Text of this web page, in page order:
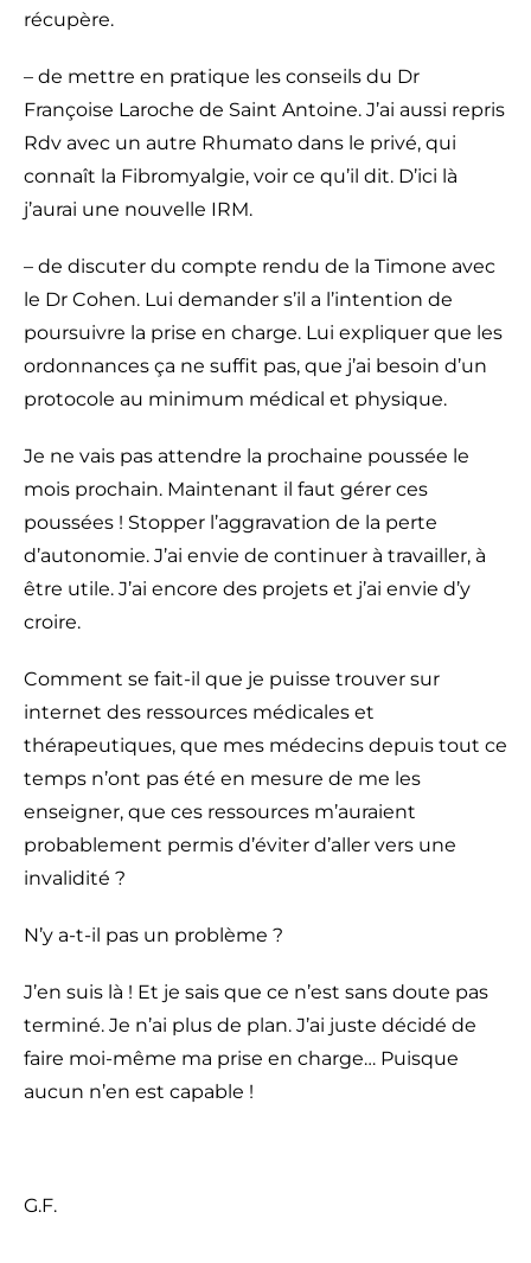
récupère.
– de mettre en pratique les conseils du Dr
Françoise Laroche de Saint Antoine. J’ai aussi repris
Rdv avec un autre Rhumato dans le privé, qui
connaît la Fibromyalgie, voir ce qu’il dit. D’ici là
j’aurai une nouvelle IRM.
– de discuter du compte rendu de la Timone avec
le Dr Cohen. Lui demander s’il a l’intention de
poursuivre la prise en charge. Lui expliquer que les
ordonnances ça ne suffit pas, que j’ai besoin d’un
protocole au minimum médical et physique.
Je ne vais pas attendre la prochaine poussée le
mois prochain. Maintenant il faut gérer ces
poussées ! Stopper l’aggravation de la perte
d’autonomie. J’ai envie de continuer à travailler, à
être utile. J’ai encore des projets et j’ai envie d’y
croire.
Comment se fait-il que je puisse trouver sur
internet des ressources médicales et
thérapeutiques, que mes médecins depuis tout ce
temps n’ont pas été en mesure de me les
enseigner, que ces ressources m’auraient
probablement permis d’éviter d’aller vers une
invalidité ?
N’y a-t-il pas un problème ?
J’en suis là ! Et je sais que ce n’est sans doute pas
terminé. Je n’ai plus de plan. J’ai juste décidé de
faire moi-même ma prise en charge… Puisque
aucun n’en est capable !
G.F.